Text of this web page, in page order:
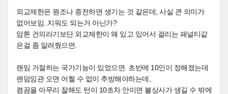
외교제한은 원조나 종전하면 생기는 것 같은데, 사실 큰 의미가
없어보임..지워도 되는거 아닌가?
암튼 건의라기보단 외교제한이 왜 있고 있어서 걸리는 패널티같
은걸 좀 알려줬으면.
랜임 거절하는 국가기능이 있었으면. 초반에 10인이 정해졌는데
랜덤임관 오면 어쩔 수 없이 추방해야하는데,
켬끔을 아무리 잘해도 턴이 10초차 안이면 불상사가 생길 수 밖에